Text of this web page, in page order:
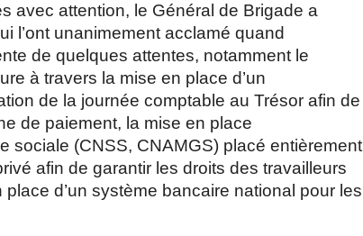
avec attention, le Général de Brigade a
l’ont unanimement acclamé quand
de quelques attentes, notamment le
à travers la mise en place d’un
de la journée comptable au Trésor afin de
de paiement, la mise en place
sociale (CNSS, CNAMGS) placé entièrement
afin de garantir les droits des travailleurs
d’un système bancaire national pour les